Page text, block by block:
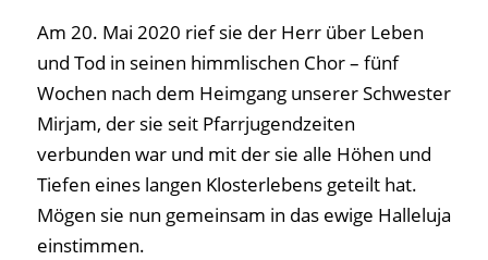
Am 20. Mai 2020 rief sie der Herr über Leben
und Tod in seinen himmlischen Chor – fünf
Wochen nach dem Heimgang unserer Schwester
Mirjam, der sie seit Pfarrjugendzeiten
verbunden war und mit der sie alle Höhen und
Tiefen eines langen Klosterlebens geteilt hat.
Mögen sie nun gemeinsam in das ewige Halleluja
einstimmen.